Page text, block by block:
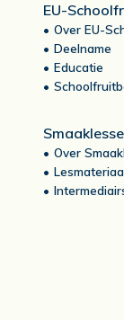
EU-
Over EU-
Deelname
Educatie
Over